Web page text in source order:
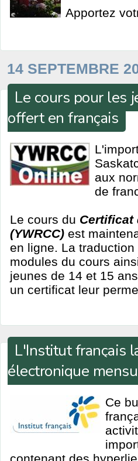
Apportez
14 SEPTEMBRE
Le cours pour les
offert en français
aux
de
Le cours du Certificat
(YWRCC) est
en ligne. La
modules du cours
jeunes de 14 et 15
un certificat leur
L'Institut français
électronique
Ce